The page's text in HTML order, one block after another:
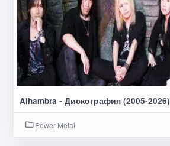
Alhambra - Дискография (2005-2026)
Power Metal